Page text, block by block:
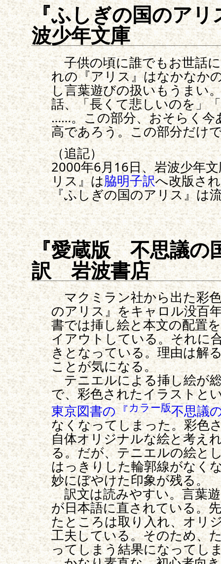
『ふしぎの国のア
波少年文庫
子供の頃に誰でもお世話
れの『アリス』はなかなか
し言葉遊びの扱いもうまい
話、「長くて悲しいのを」
……。この部分、おそらく今
高であろう。この部分だけ
（追記）
2000年6月16日、岩波少年
リス』は脇明子訳へ改版さ
『ふしぎの国のアリス』は
『愛蔵版 不思議の
訳 岩波書店
マクミラン社から出た彩
のアリス』をキャロル没百
書では挿し絵と本文の配置
イアウトしている。それに
きとなっている。理由は解
ことが気になる。
テニエルによる挿し絵が
で、彩色されたイラストと
東京図書の『カラー版不思議
なくなってしまった。彩色
自体オリジナルな絵と考え
る。だが、テニエルの絵と
はっきりした輪郭線がなく
妙にぼやけた印象が残る。
訳文は読みやすい。言葉
が日本語に直されている。
たところは取り入れ、オリ
工夫している。そのため、
ってしまう結果になってし